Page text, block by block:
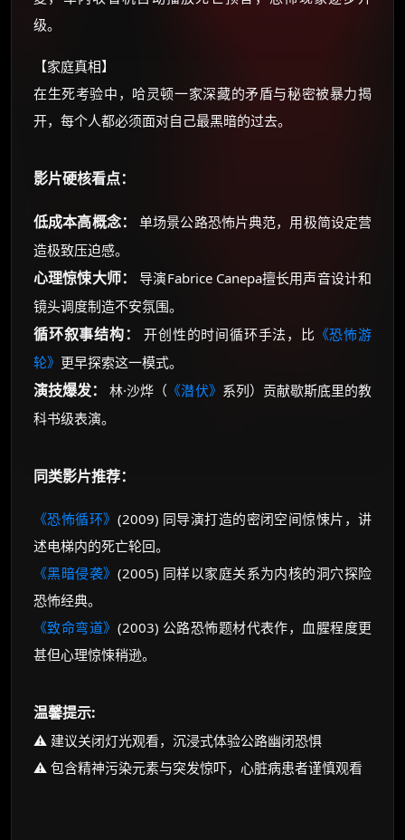
级。
【家庭真相】
在生死考验中，哈灵顿一家深藏的矛盾与秘密被暴力揭
开，每个人都必须面对自己最黑暗的过去。
影片硬核看点：
低成本高概念：
单场景公路恐怖片典范，用极简设定营
造极致压迫感。
心理惊悚大师：
导演Fabrice Canepa擅长用声音设计和
镜头调度制造不安氛围。
循环叙事结构： 开创性的时间循环手法，比 《恐怖游
轮》 更早探索这一模式。
演技爆发： 林·沙烨（ 《潜伏》 系列）贡献歇斯底里的教
科书级表演。
同类影片推荐：
《恐怖循环》 (2009) 同导演打造的密闭空间惊悚片，讲
述电梯内的死亡轮回。
《黑暗侵袭》 (2005) 同样以家庭关系为内核的洞穴探险
恐怖经典。
《致命弯道》 (2003) 公路恐怖题材代表作，血腥程度更
甚但心理惊悚稍逊。
温馨提示:
⚠️ 建议关闭灯光观看，沉浸式体验公路幽闭恐惧
⚠️ 包含精神污染元素与突发惊吓，心脏病患者谨慎观看